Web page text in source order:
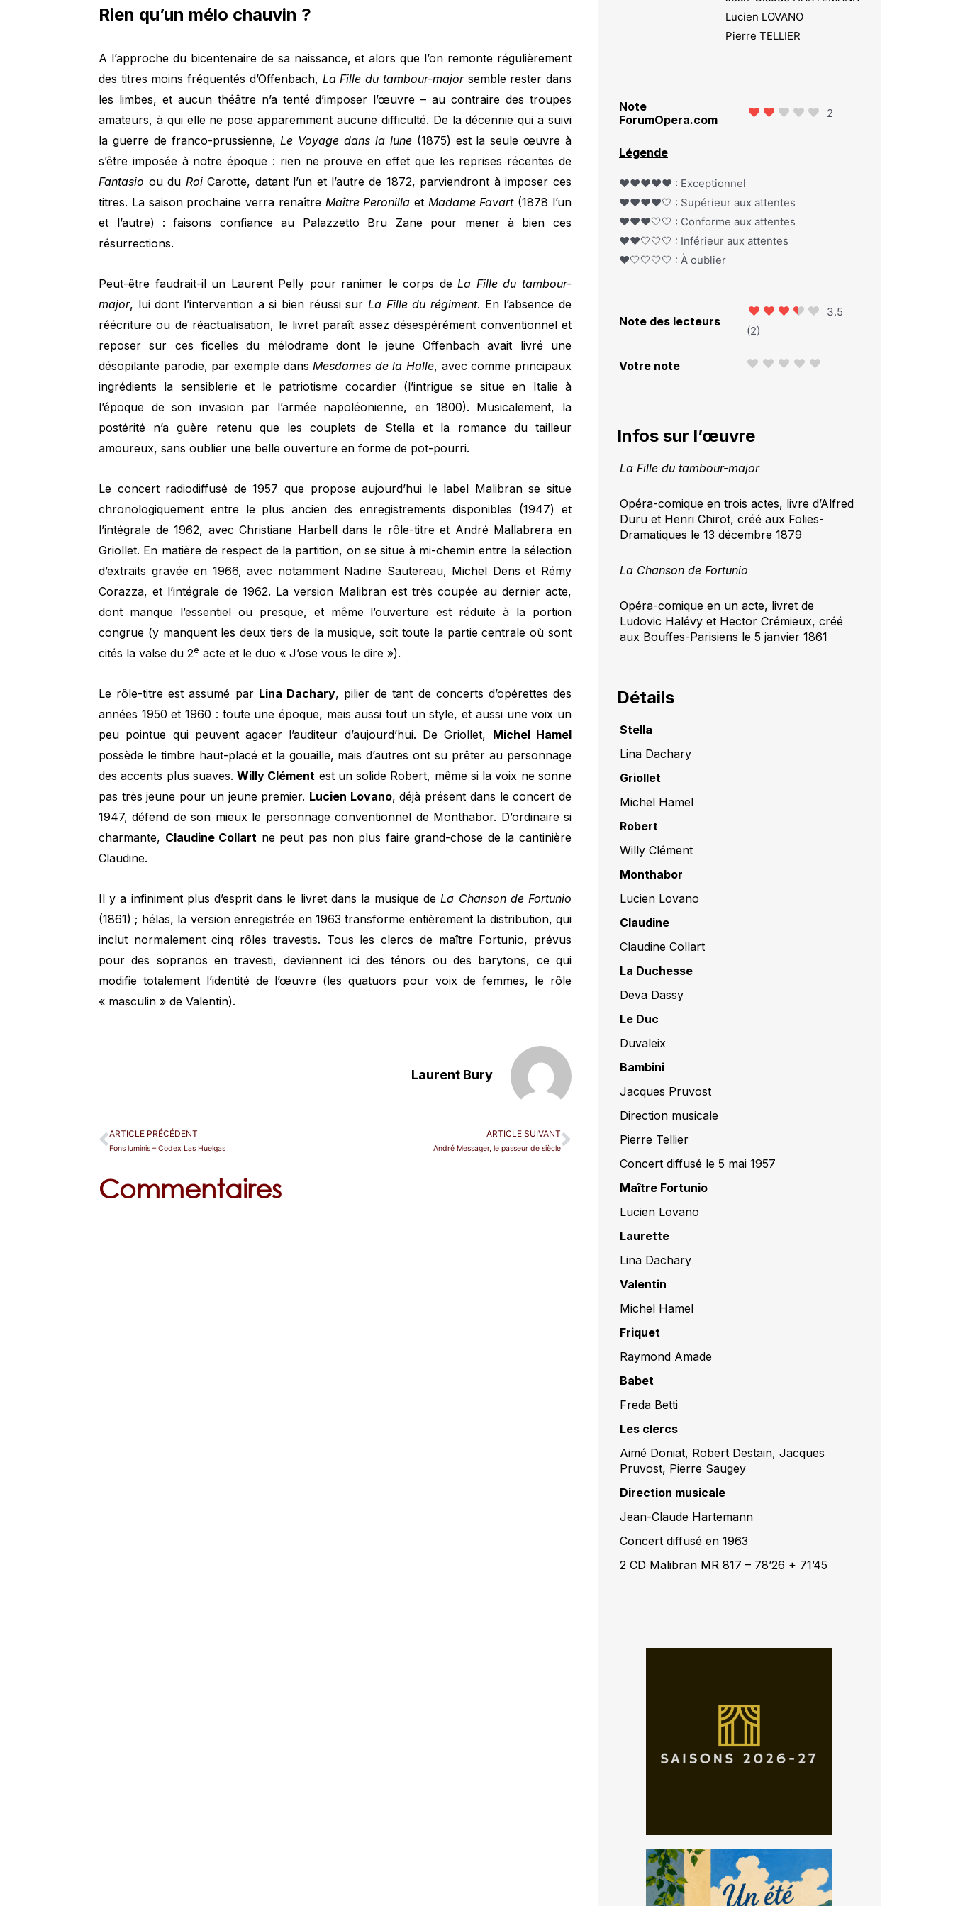
Rien qu’un mélo chauvin ?
A l’approche du bicentenaire de sa naissance, et alors que l’on remonte régulièrement
des titres moins fréquentés d’Offenbach, La Fille du tambour-majorsemble rester dans
les limbes, et aucun théâtre n’a tenté d’imposer l’œuvre – au contraire des troupes
amateurs, à qui elle ne pose apparemment aucune difficulté. De la décennie qui a suivi
la guerre de franco-prussienne,Le Voyage dans la lune(1875) est la seule œuvre à
s’être imposée à notre époque : rien ne prouve en effet que les reprises récentes de
Fantasio ou du RoiCarotte, datant l’un et l’autre de 1872, parviendront à imposer ces
titres. La saison prochaine verra renaître Maître Peronilla et Madame Favart(1878 l’un
et l’autre) : faisons confiance au Palazzetto Bru Zane pour mener à bien ces
résurrections.
Peut-être faudrait-il un Laurent Pelly pour ranimer le corps deLa Fille du tambour-
major, lui dont l’intervention a si bien réussi sur La Fille du régiment. En l’absence de
réécriture ou de réactualisation, le livret paraît assez désespérément conventionnel et
reposer sur ces ficelles du mélodrame dont le jeune Offenbach avait livré une
désopilante parodie, par exemple dansMesdames de la Halle, avec comme principaux
ingrédients la sensiblerie et le patriotisme cocardier (l’intrigue se situe en Italie à
l’époque de son invasion par l’armée napoléonienne, en 1800). Musicalement, la
postérité n’a guère retenu que les couplets de Stella et la romance du tailleur
amoureux, sans oublier une belle ouverture en forme de pot-pourri.
Le concert radiodiffusé de 1957 que propose aujourd’hui le label Malibran se situe
chronologiquement entre le plus ancien des enregistrements disponibles (1947) et
l’intégrale de 1962, avec Christiane Harbell dans le rôle-titre et André Mallabrera en
Griollet. En matière de respect de la partition, on se situe à mi-chemin entre la sélection
d’extraits gravée en 1966, avec notamment Nadine Sautereau, Michel Dens et Rémy
Corazza, et l’intégrale de 1962. La version Malibran est très coupée au dernier acte,
dont manque l’essentiel ou presque, et même l’ouverture est réduite à la portion
congrue (y manquent les deux tiers de la musique, soit toute la partie centrale où sont
cités la valse du 2e acte et le duo « J’ose vous le dire »).
Le rôle-titre est assumé par Lina Dachary, pilier de tant de concerts d’opérettes des
années 1950 et 1960 : toute une époque, mais aussi tout un style, et aussi une voix un
peu pointue qui peuvent agacer l’auditeur d’aujourd’hui. De Griollet, Michel Hamel
possède le timbre haut-placé et la gouaille, mais d’autres ont su prêter au personnage
des accents plus suaves.Willy Clément est un solide Robert, même si la voix ne sonne
pas très jeune pour un jeune premier. Lucien Lovano, déjà présent dans le concert de
1947, défend de son mieux le personnage conventionnel de Monthabor. D’ordinaire si
charmante, Claudine Collart ne peut pas non plus faire grand-chose de la cantinière
Claudine.
Il y a infiniment plus d’esprit dans le livret dans la musique deLa Chanson de Fortunio
(1861) ; hélas, la version enregistrée en 1963 transforme entièrement la distribution, qui
inclut normalement cinq rôles travestis. Tous les clercs de maître Fortunio, prévus
pour des sopranos en travesti, deviennent ici des ténors ou des barytons, ce qui
modifie totalement l’identité de l’œuvre (les quatuors pour voix de femmes, le rôle
« masculin » de Valentin).
Laurent Bury
ARTICLE PRÉCÉDENT
Fons luminis – Codex Las Huelgas
ARTICLE SUIVANT
André Messager, le passeur de siècle
Commentaires
Lucien LOVANO
Pierre TELLIER
Note
ForumOpera.com
2
Légende
❤️❤️❤️❤️❤️ : Exceptionnel
❤️❤️❤️❤️🤍 : Supérieur aux attentes
❤️❤️❤️🤍🤍 : Conforme aux attentes
❤️❤️🤍🤍🤍 : Inférieur aux attentes
❤️🤍🤍🤍🤍 : À oublier
Note des lecteurs
3.5
(2)
Votre note
Infos sur l’œuvre
La Fille du tambour-major
Opéra-comique en trois actes, livre d’Alfred
Duru et Henri Chirot, créé aux Folies-
Dramatiques le 13 décembre 1879
La Chanson de Fortunio
Opéra-comique en un acte, livret de
Ludovic Halévy et Hector Crémieux, créé
aux Bouffes-Parisiens le 5 janvier 1861
Détails
Stella
Lina Dachary
Griollet
Michel Hamel
Robert
Willy Clément
Monthabor
Lucien Lovano
Claudine
Claudine Collart
La Duchesse
Deva Dassy
Le Duc
Duvaleix
Bambini
Jacques Pruvost
Direction musicale
Pierre Tellier
Concert diffusé le 5 mai 1957
Maître Fortunio
Lucien Lovano
Laurette
Lina Dachary
Valentin
Michel Hamel
Friquet
Raymond Amade
Babet
Freda Betti
Les clercs
Aimé Doniat, Robert Destain, Jacques
Pruvost, Pierre Saugey
Direction musicale
Jean-Claude Hartemann
Concert diffusé en 1963
2 CD Malibran MR 817 – 78’26 + 71’45